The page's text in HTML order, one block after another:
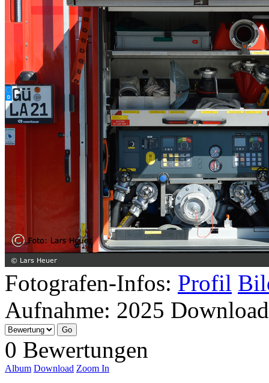
Fotografen-Infos: Profil
Aufnahme: 2025
0 Bewertungen
Album Download Zoom In